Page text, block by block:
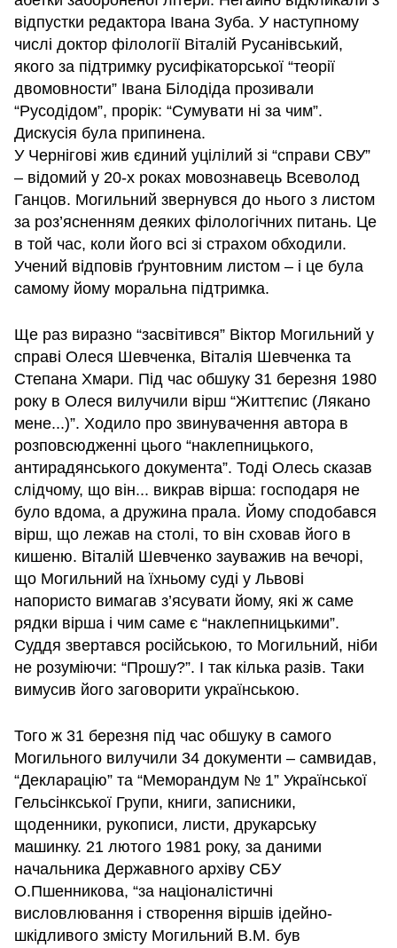
відпустки редактора Івана Зуба. У наступному
числі доктор філології Віталій Русанівський,
якого за підтримку русифікаторської “теорії
двомовности” Івана Білодіда прозивали
“Русодідом”, прорік: “Сумувати ні за чим”.
Дискусія була припинена.
У Чернігові жив єдиний уцілілий зі “справи СВУ”
– відомий у 20-х роках мовознавець Всеволод
Ганцов. Могильний звернувся до нього з листом
за роз’ясненням деяких філологічних питань. Це
в той час, коли його всі зі страхом обходили.
Учений відповів ґрунтовним листом – і це була
самому йому моральна підтримка.
Ще раз виразно “засвітився” Віктор Могильний у
справі Олеся Шевченка, Віталія Шевченка та
Степана Хмари. Під час обшуку 31 березня 1980
року в Олеся вилучили вірш “Життєпис (Лякано
мене...)”. Ходило про звинувачення автора в
розповсюдженні цього “наклепницького,
антирадянського документа”. Тоді Олесь сказав
слідчому, що він... викрав вірша: господаря не
було вдома, а дружина прала. Йому сподобався
вірш, що лежав на столі, то він сховав його в
кишеню. Віталій Шевченко зауважив на вечорі,
що Могильний на їхньому суді у Львові
напористо вимагав з’ясувати йому, які ж саме
рядки вірша і чим саме є “наклепницькими”.
Суддя звертався російською, то Могильний, ніби
не розуміючи: “Прошу?”. І так кілька разів. Таки
вимусив його заговорити українською.
Того ж 31 березня під час обшуку в самого
Могильного вилучили 34 документи – самвидав,
“Декларацію” та “Меморандум № 1” Української
Гельсінкської Групи, книги, записники,
щоденники, рукописи, листи, друкарську
машинку. 21 лютого 1981 року, за даними
начальника Державного архіву СБУ
О.Пшенникова, “за націоналістичні
висловлювання і створення віршів ідейно-
шкідливого змісту Могильний В.М. був